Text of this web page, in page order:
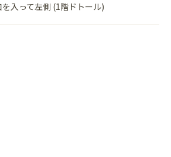
入って左側 (1階ドトール)